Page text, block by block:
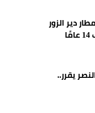
دير الزور
يقرر..